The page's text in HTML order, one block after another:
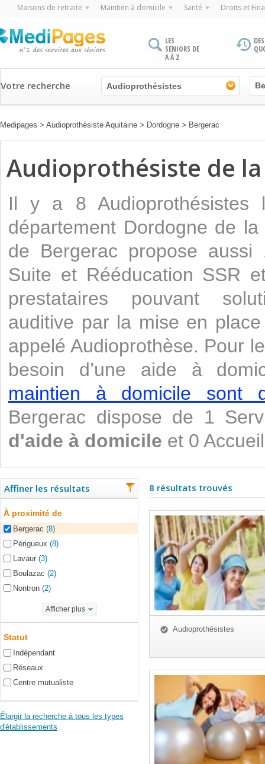
Maisons de retraite Maintien à domicile Santé Droits et
LES
SENIORS DE
A À Z
Votre recherche Audioprothésistes
Medipages > Audioprothésiste Aquitaine > Dordogne > Bergerac
Audioprothésiste de
Il y a 8 Audioprothésistes
département Dordogne de
de Bergerac propose
Suite et Rééducation SSR
prestataires pouvant
auditive par la mise en
appelé Audioprothèse. Pour
besoin d’une aide à
maintien à domicile sont
Bergerac dispose de 1
d'aide à domicile et 0
Affiner les résultats
À proximité de
Bergerac (8)
Périgueux (8)
Lavaur (3)
Boulazac (2)
Nontron (2)
Afficher plus
Statut
Indépendant
Réseaux
Centre mutualiste
Élargir la recherche à tous les types
d'établissements
8 résultats trouvés
Audioprothésistes